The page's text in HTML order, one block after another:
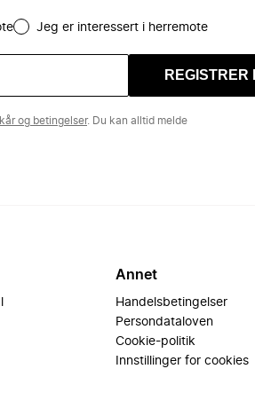
Jeg er interessert i herremote
REGISTRER
og betingelser. Du kan alltid melde
Annet
Handelsbetingelser
Persondataloven
Cookie-politik
Innstillinger for cookies